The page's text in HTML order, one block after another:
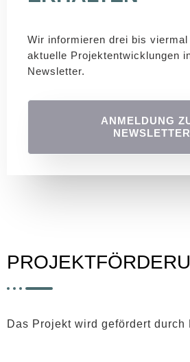
Wir informieren drei bis
aktuelle Projektentwicklungen
Newsletter.
ANMELDUNG
NEWSLETTER
Das Projekt wird gefördert durch